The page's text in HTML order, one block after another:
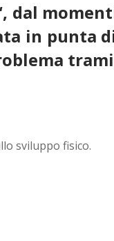
dal
in punta
sviluppo fisico.